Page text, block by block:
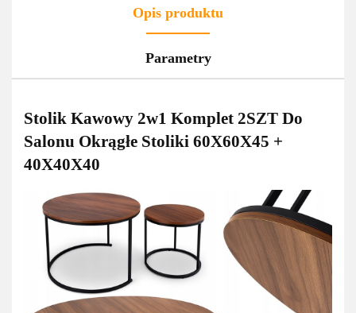
Opis produktu
Parametry
Stolik Kawowy 2w1 Komplet 2SZT Do
Salonu Okrągłe Stoliki 60X60X45 +
40X40X40